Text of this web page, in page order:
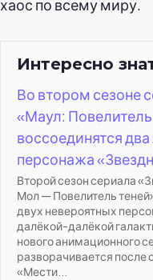
хаос по всему миру.
Интересно
Во втором сезоне
«Маул: Повелитель
воссоединятся
персонажа
Второй сезон сериала
Мол — Повелитель
двух невероятных
далёкой-далёкой
нового анимационного
разворачивается после
«Мести...